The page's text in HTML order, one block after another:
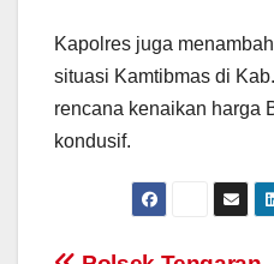
Kapolres juga
situasi Kamtibmas di
rencana kenaikan harga
kondusif.